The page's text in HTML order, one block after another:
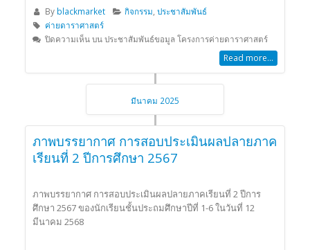
By blackmarket กิจกรรม ,ประชาสัมพันธ์
ค่ายดาราศาสตร์
ปิดความเห็นบน ประชาสัมพันธ์ขอมูล โครงการค่ายดาราศาสตร์
Read more...
มีนาคม 2025
ภาพบรรยากาศ การสอบประเมินผลปลายภาค
เรียนที่ 2 ปีการศึกษา 2567
ภาพบรรยากาศ การสอบประเมินผลปลายภาคเรียนที่ 2 ปีการ
ศึกษา 2567 ของนักเรียนชั้นประถมศึกษาปีที่ 1-6 ในวันที่ 12
มีนาคม 2568
พัฒนาครูและ
บุคลากรให้มีความ
นางสาวทัศนา ยงคำชา
รองผู้อำนวยการสถานศึกษา -
ต.ส.บ.
“มาตรฐานความรู้
ของนักเรียน” เพื่อ
ความสามารถใน
นานาชาติ
รองผู้อำนวยการสถานศึกษา -
ต.ส.บ.